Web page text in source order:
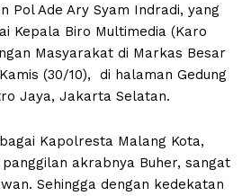
Pol Ade Ary Syam Indradi, yang
Kepala Biro Multimedia (Karo
Masyarakat di Markas Besar
(30/10), di halaman Gedung
Jaya, Jakarta Selatan.
Kapolresta Malang Kota,
akrabnya Buher, sangat
Sehingga dengan kedekatan